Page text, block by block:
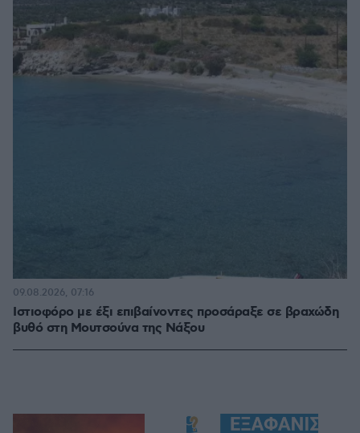
Ιστιοφόρο με έξι επιβαίνοντες προσάραξε σε βραχώδη
βυθό στη Μουτσούνα της Νάξου
09.08.2026, 07:16